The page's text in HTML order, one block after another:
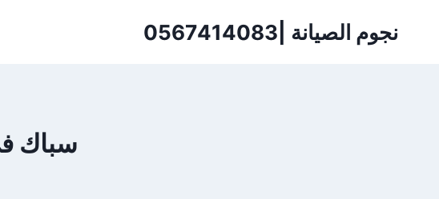
نجوم الصيانة |0567414083
سباك